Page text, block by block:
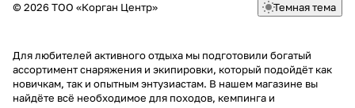
© 2026 ТОО «Корган Центр» Темная тема
Для любителей активного отдыха мы подготовили богатый
ассортимент снаряжения и экипировки, который подойдёт как
новичкам, так и опытным энтузиастам. В нашем магазине вы
найдёте всё необходимое для походов, кемпинга и